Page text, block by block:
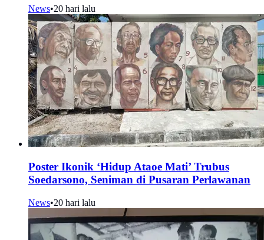
News•20 hari lalu
Poster Ikonik ‘Hidup Ataoe Mati’ Trubus
Soedarsono, Seniman di Pusaran Perlawanan
News•20 hari lalu